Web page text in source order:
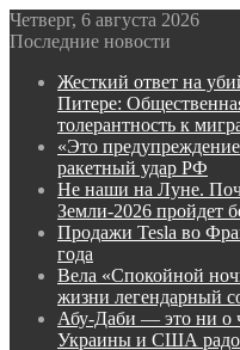
Четверг, 6 августа 2026
Последние новости
Жесткий ответ на
Питере:
толерантность к
«Это
ракетный удар РФ
Не наши на Луне.
Земли-2026 пройдет
Продажи Tesla во
года
Вела «Спокойной
жизни легендарный
Абу-Даби — это ни о
Украины и США